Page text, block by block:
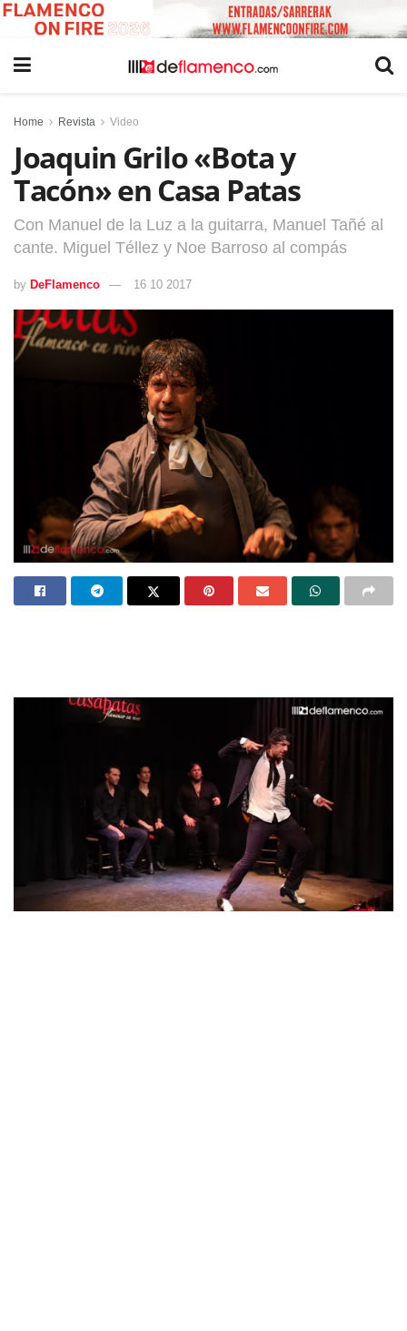
Home Revista Video
Joaquin Grilo «Bota y
Tacón» en Casa Patas
Con Manuel de la Luz a la guitarra, Manuel Tañé al
cante. Miguel Téllez y Noe Barroso al compás
by DeFlamenco 16 10 2017